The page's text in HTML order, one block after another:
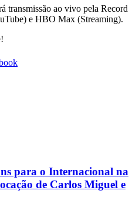
transmissão ao vivo pela Record
e HBO Max (Streaming).
para o Internacional na
de Carlos Miguel e